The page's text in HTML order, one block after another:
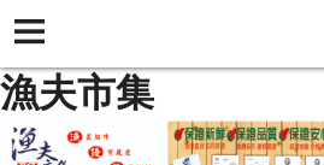
漁夫市集